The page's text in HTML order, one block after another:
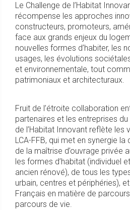
Le Challenge de l’Habitat
récompense les approches
constructeurs, promoteurs,
face aux grands enjeux du
nouvelles formes d’habiter, les
usages, les évolutions
et environnementale, tout
patrimoniaux et architecturaux.
Fruit de l’étroite collaboration
partenaires et les entreprises
de l’Habitat Innovant reflète les
LCA-FFB, qui met en synergie
de la maîtrise d’ouvrage privée
les formes d’habitat (individuel
ancien rénové), de tous les
urbain, centres et périphéries),
Français en matière de
parcours de vie.